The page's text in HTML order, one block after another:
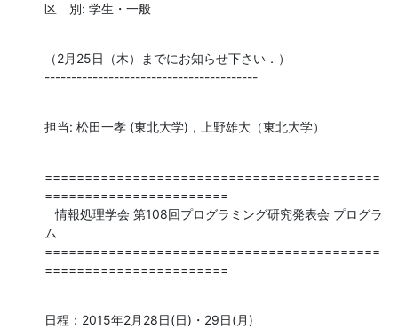
区　別: 学生・一般
（2月25日（木）までにお知らせ下さい．）
----------------------------------------
担当: 松田一孝 (東北大学)，上野雄大（東北大学）
==========================================
=======================
   情報処理学会 第108回プログラミング研究発表会 プログラ
ム
==========================================
=======================
日程：2015年2月28日(日)・29日(月)